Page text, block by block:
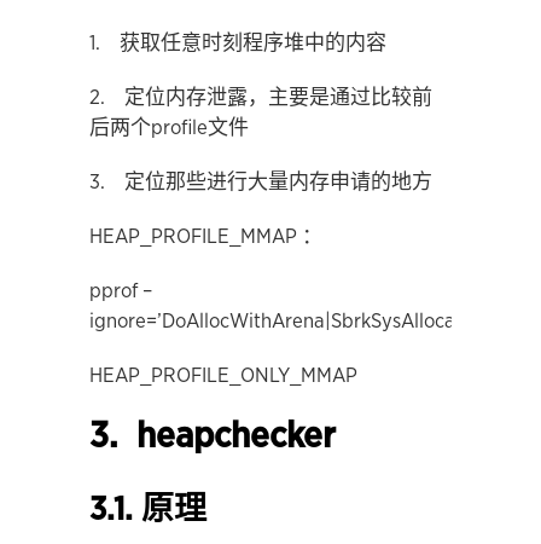
1. 获取任意时刻程序堆中的内容
2. 定位内存泄露，主要是通过比较前
后两个profile文件
3. 定位那些进行大量内存申请的地方
HEAP_PROFILE_MMAP ：
pprof –
HEAP_PROFILE_ONLY_MMAP
3. heapchecker
3.1. 原理